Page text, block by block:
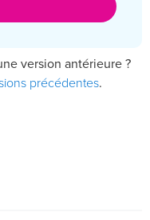
version antérieure ?
précédentes.